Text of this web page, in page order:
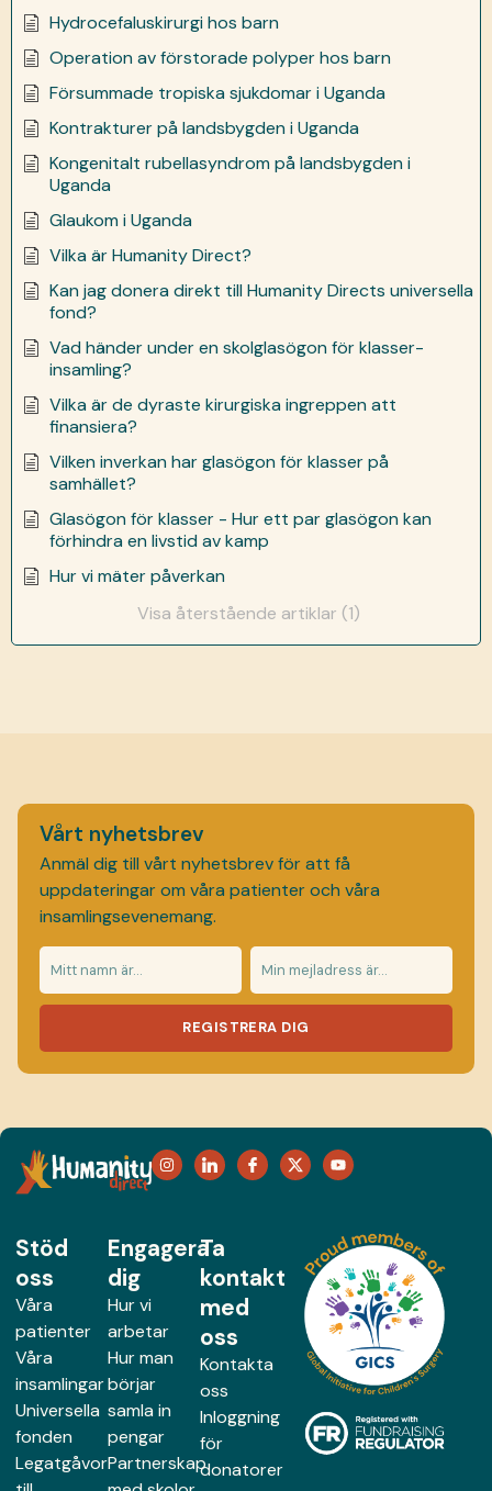
Hydrocefaluskirurgi hos barn
Operation av förstorade polyper hos barn
Försummade tropiska sjukdomar i Uganda
Kontrakturer på landsbygden i Uganda
Kongenitalt rubellasyndrom på landsbygden i
Uganda
Glaukom i Uganda
Vilka är Humanity Direct?
Kan jag donera direkt till Humanity Directs universella
fond?
Vad händer under en skolglasögon för klasser-
insamling?
Vilka är de dyraste kirurgiska ingreppen att
finansiera?
Vilken inverkan har glasögon för klasser på
samhället?
Glasögon för klasser - Hur ett par glasögon kan
förhindra en livstid av kamp
Hur vi mäter påverkan
Visa återstående artiklar (1)
Vårt nyhetsbrev
Anmäl dig till vårt nyhetsbrev för att få
uppdateringar om våra patienter och våra
insamlingsevenemang.
REGISTRERA DIG
Stöd
oss
Våra
patienter
Våra
insamlingar
Universella
fonden
Legatgåvor
Engagera
dig
Hur vi
arbetar
Hur man
börjar
samla in
pengar
Partnerskap
Ta
kontakt
med
oss
Kontakta
oss
Inloggning
för
donatorer